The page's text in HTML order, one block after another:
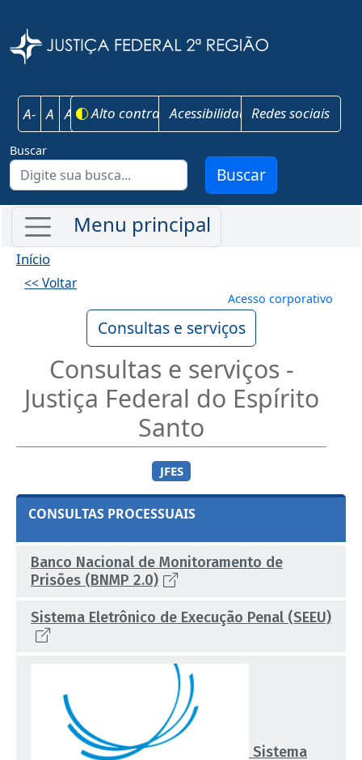
A- A A+ Alto contrasteAcessibilidadeRedes sociais
Buscar
Buscar
Início
<< Voltar
Menu de
Acesso corporativo
Consultas e serviços
Consultas e serviços -
Justiça Federal do Espírito
Santo
JFES
CONSULTAS PROCESSUAIS
Banco Nacional de Monitoramento de
Prisões (BNMP 2.0)
Sistema Eletrônico de Execução Penal (SEEU)
Sistema